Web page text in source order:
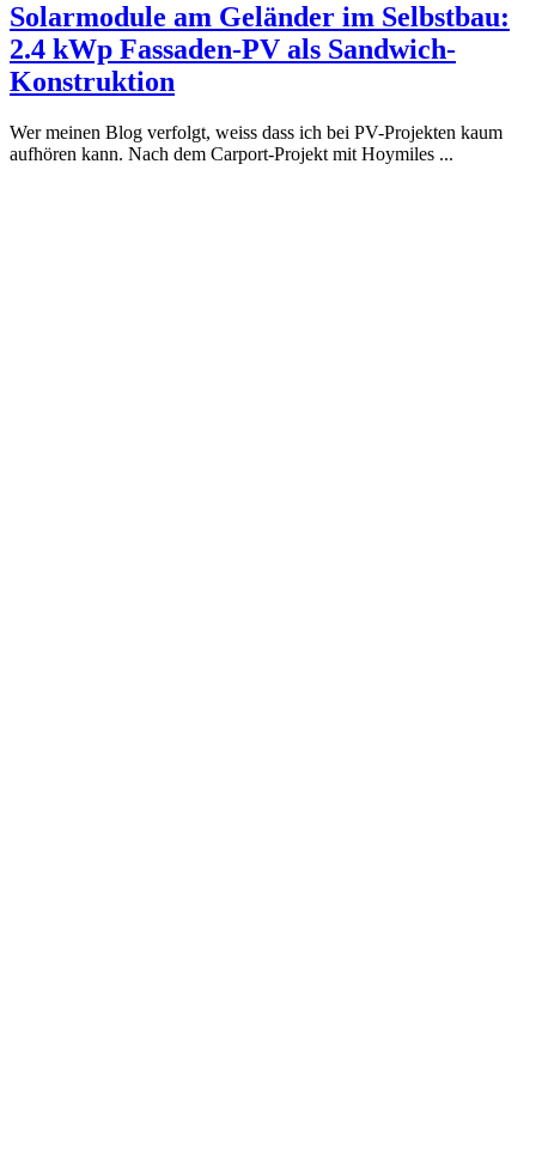
Solarmodule am Geländer im Selbstbau:
2.4 kWp Fassaden-PV als Sandwich-
Konstruktion
Wer meinen Blog verfolgt, weiss dass ich bei PV-Projekten kaum
aufhören kann. Nach dem Carport-Projekt mit Hoymiles ...